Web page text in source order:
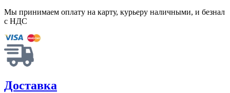
Мы принимаем оплату на карту, курьеру наличными, и безнал
с НДС
Доставка